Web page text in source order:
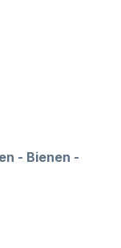
- Bienen -